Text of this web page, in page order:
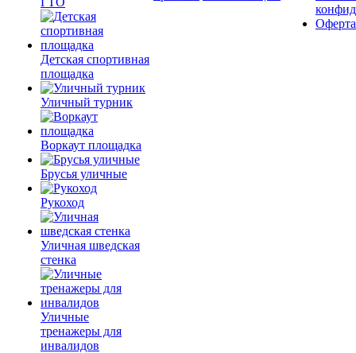
Детская спортивная
площадка
Уличный турник
Воркаут площадка
Брусья уличные
Рукоход
Уличная шведская
стенка
Уличные
тренажеры для
инвалидов
Оферта